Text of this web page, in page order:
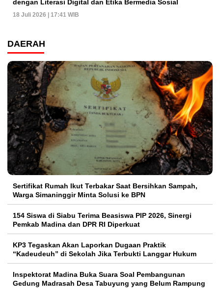
dengan Literasi Digital dan Etika Bermedia Sosial
18 Juli 2026 | 17:41 WIB
DAERAH
Sertifikat Rumah Ikut Terbakar Saat Bersihkan Sampah,
Warga Simaninggir Minta Solusi ke BPN
154 Siswa di Siabu Terima Beasiswa PIP 2026, Sinergi
Pemkab Madina dan DPR RI Diperkuat
KP3 Tegaskan Akan Laporkan Dugaan Praktik
“Kadeudeuh” di Sekolah Jika Terbukti Langgar Hukum
Inspektorat Madina Buka Suara Soal Pembangunan
Gedung Madrasah Desa Tabuyung yang Belum Rampung